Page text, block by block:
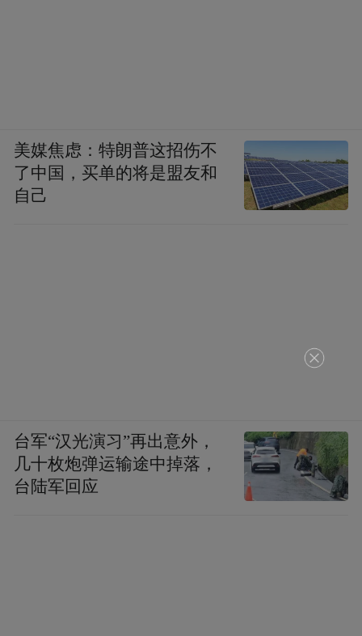
美媒焦虑：特朗普这招伤不
了中国，买单的将是盟友和
自己
台军“汉光演习”再出意外，
几十枚炮弹运输途中掉落，
台陆军回应